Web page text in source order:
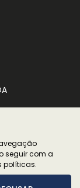
vidas.
seguir com a
políticas.